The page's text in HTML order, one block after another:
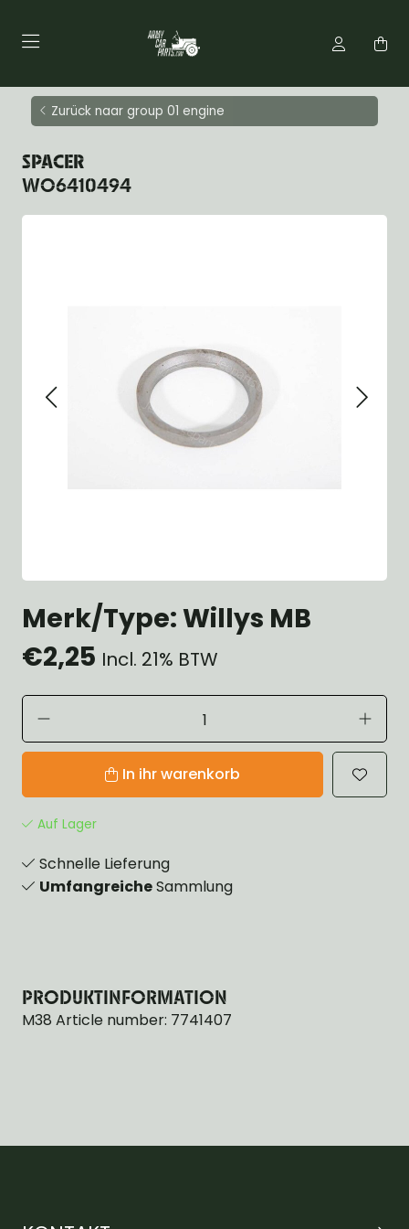
Zurück naar group 01 engine
SPACER
WO6410494
Merk/Type: Willys MB
€2,25 Incl. 21% BTW
In ihr warenkorb
Auf Lager
Schnelle Lieferung
UmfangreicheSammlung
PRODUKTINFORMATION
M38 Article number: 7741407